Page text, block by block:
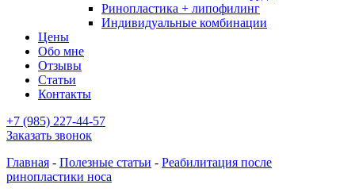
Ринопластика + липофилинг
Индивидуальные комбинации
Цены
Обо мне
Отзывы
Статьи
Контакты
+7 (985) 227-44-57
Заказать звонок
Главная - Полезные статьи - Реабилитация после
ринопластики носа